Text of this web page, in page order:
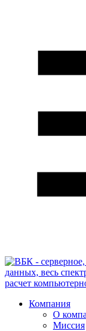
Компания
О
Миссия